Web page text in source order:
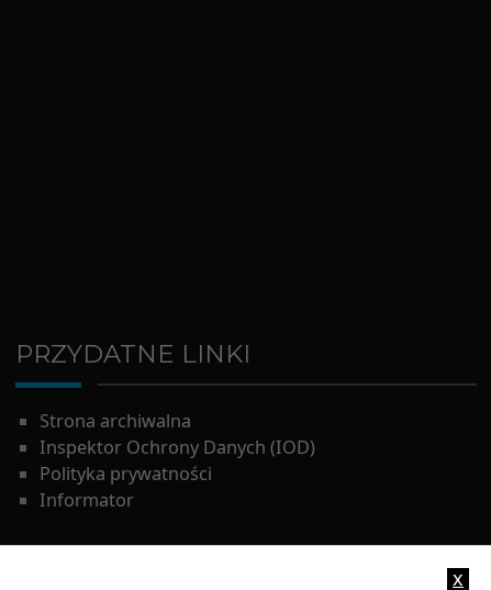
PRZYDATNE LINKI
Strona archiwalna
Inspektor Ochrony Danych (IOD)
Polityka prywatności
Informator
x